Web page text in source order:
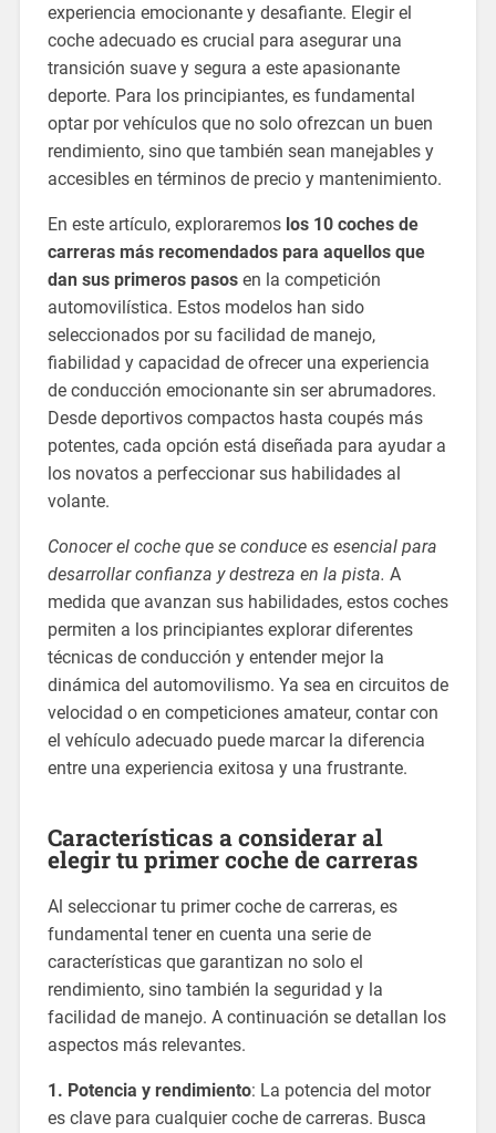
experiencia emocionante y desafiante. Elegir el
coche adecuado es crucial para asegurar una
transición suave y segura a este apasionante
deporte. Para los principiantes, es fundamental
optar por vehículos que no solo ofrezcan un buen
rendimiento, sino que también sean manejables y
accesibles en términos de precio y mantenimiento.
En este artículo, exploraremos los 10 coches de
carreras más recomendados para aquellos que
dan sus primeros pasosen la competición
automovilística. Estos modelos han sido
seleccionados por su facilidad de manejo,
fiabilidad y capacidad de ofrecer una experiencia
de conducción emocionante sin ser abrumadores.
Desde deportivos compactos hasta coupés más
potentes, cada opción está diseñada para ayudar a
los novatos a perfeccionar sus habilidades al
volante.
Conocer el coche que se conduce es esencial para
desarrollar confianza y destreza en la pista. A
medida que avanzan sus habilidades, estos coches
permiten a los principiantes explorar diferentes
técnicas de conducción y entender mejor la
dinámica del automovilismo. Ya sea en circuitos de
velocidad o en competiciones amateur, contar con
el vehículo adecuado puede marcar la diferencia
entre una experiencia exitosa y una frustrante.
Características a considerar al
elegir tu primer coche de carreras
Al seleccionar tu primer coche de carreras, es
fundamental tener en cuenta una serie de
características que garantizan no solo el
rendimiento, sino también la seguridad y la
facilidad de manejo. A continuación se detallan los
aspectos más relevantes.
1. Potencia y rendimiento: La potencia del motor
es clave para cualquier coche de carreras. Busca